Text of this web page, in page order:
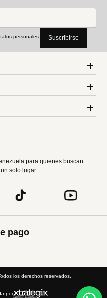
personales Suscribirse
para quienes buscan
solo lugar.
pago
los derechos reservados.
por